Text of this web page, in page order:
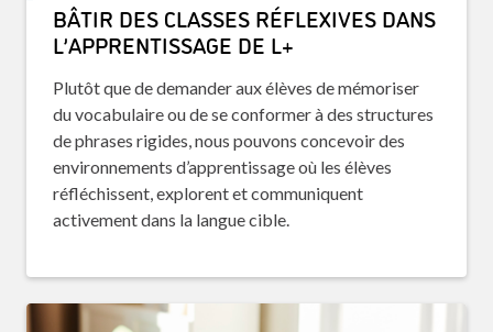
BÂTIR DES CLASSES RÉFLEXIVES DANS
L’APPRENTISSAGE DE L+
Plutôt que de demander aux élèves de mémoriser
du vocabulaire ou de se conformer à des structures
de phrases rigides, nous pouvons concevoir des
environnements d’apprentissage où les élèves
réfléchissent, explorent et communiquent
activement dans la langue cible.